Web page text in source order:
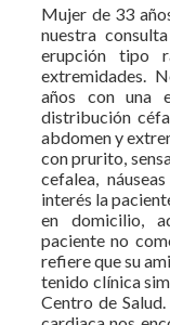
Mujer de 33
nuestra
erupción tipo
extremidades.
años con una
distribución
abdomen y
con prurito,
cefalea,
interés la
en domicilio,
paciente no
refiere que su
tenido clínica
Centro de